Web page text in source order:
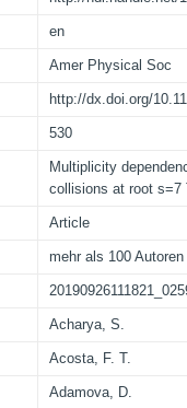
en
Amer Physical Soc
http://dx.doi.org/
530
Multiplicity
collisions at root s=7
Article
mehr als 100 Autoren
Acharya, S.
Acosta, F. T.
Adamova, D.